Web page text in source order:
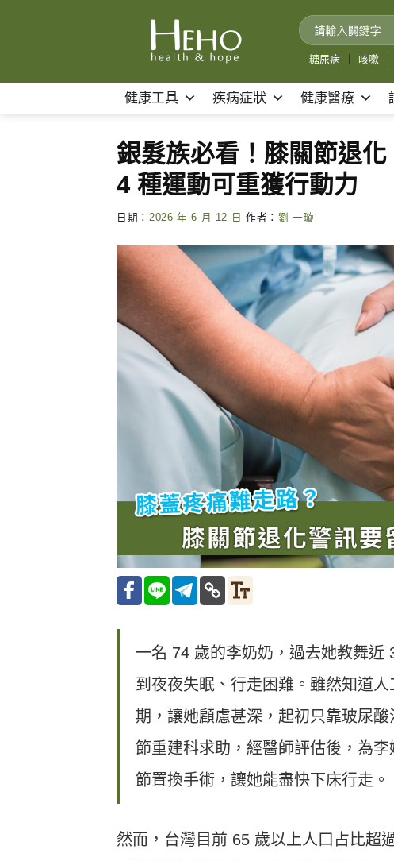
糖尿病 咳嗽
健康工具 疾病症狀 健康醫療
銀髮族必看！膝關節退
4 種運動可重獲行動力
日期： 2026 年 6 月 12 日 作者： 劉 一璇
一名 74 歲的李奶奶，過去她教舞近
到夜夜失眠、行走困難。雖然知道
期，讓她顧慮甚深，起初只靠玻尿
節重建科求助，經醫師評估後，為
節置換手術，讓她能盡快下床行走。
然而，台灣目前 65 歲以上人口占比超